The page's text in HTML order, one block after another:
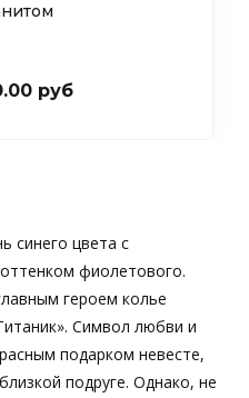
руб
синего цвета с
фиолетового.
героем колье
Символ любви и
подарком невесте,
подруге. Однако, не